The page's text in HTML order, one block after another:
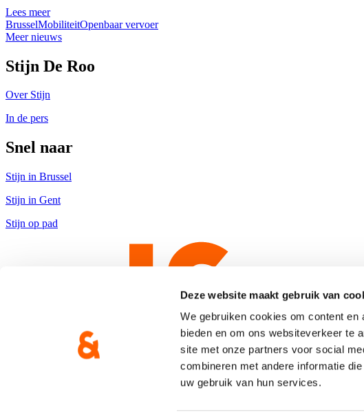
Deze website maakt gebruik van
We gebruiken cookies om content
bieden en om ons websiteverkeer te
site met onze partners voor social
combineren met andere informatie
uw gebruik van hun services.
Lees meer
BrusselMobiliteitOpenbaar vervoer
Meer nieuws
Stijn De Roo
Over Stijn
In de pers
Snel naar
Stijn in Brussel
Stijn in Gent
Stijn op pad